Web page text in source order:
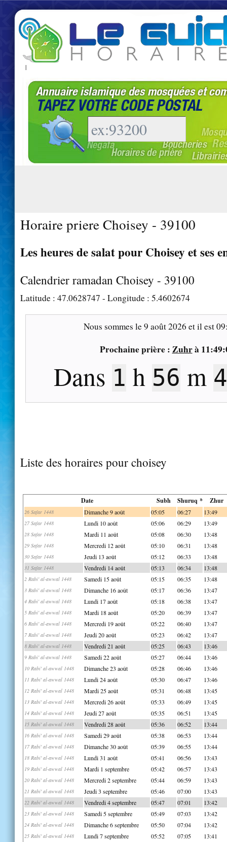
|
Horaire priere Choisey - 39100
Les heures de salat pour Choisey et ses
Calendrier ramadan Choisey - 39100
Latitude : 47.0628747 - Longitude : 5.4602674
Nous sommes le9 août 2026 et il est
Prochaine prière : Zuhrà
Dans 1 h 56 m
Liste des horaires pour choisey
Date Subh Shuruq * Zhur
26 Safar 1448 Dimanche 9 août 05:05 06:27 13:49
27 Safar 1448 Lundi 10 août 05:06 06:29 13:49
28 Safar 1448 Mardi 11 août 05:08 06:30 13:48
29 Safar 1448 Mercredi 12 août 05:10 06:31 13:48
30 Safar 1448 Jeudi 13 août 05:12 06:33 13:48
31 Safar 1448 Vendredi 14 août 05:13 06:34 13:48
2 Rabi' al-awwal 1448 Samedi 15 août 05:15 06:35 13:48
3 Rabi' al-awwal 1448 Dimanche 16 août 05:17 06:36 13:47
4 Rabi' al-awwal 1448 Lundi 17 août 05:18 06:38 13:47
5 Rabi' al-awwal 1448 Mardi 18 août 05:20 06:39 13:47
6 Rabi' al-awwal 1448 Mercredi 19 août 05:22 06:40 13:47
7 Rabi' al-awwal 1448 Jeudi 20 août 05:23 06:42 13:47
8 Rabi' al-awwal 1448 Vendredi 21 août 05:25 06:43 13:46
9 Rabi' al-awwal 1448 Samedi 22 août 05:27 06:44 13:46
10 Rabi' al-awwal 1448 Dimanche 23 août 05:28 06:46 13:46
11 Rabi' al-awwal 1448 Lundi 24 août 05:30 06:47 13:46
12 Rabi' al-awwal 1448 Mardi 25 août 05:31 06:48 13:45
13 Rabi' al-awwal 1448 Mercredi 26 août 05:33 06:49 13:45
14 Rabi' al-awwal 1448 Jeudi 27 août 05:35 06:51 13:45
15 Rabi' al-awwal 1448 Vendredi 28 août 05:36 06:52 13:44
16 Rabi' al-awwal 1448 Samedi 29 août 05:38 06:53 13:44
17 Rabi' al-awwal 1448 Dimanche 30 août 05:39 06:55 13:44
18 Rabi' al-awwal 1448 Lundi 31 août 05:41 06:56 13:43
19 Rabi' al-awwal 1448 Mardi 1 septembre 05:42 06:57 13:43
20 Rabi' al-awwal 1448 Mercredi 2 septembre 05:44 06:59 13:43
21 Rabi' al-awwal 1448 Jeudi 3 septembre 05:46 07:00 13:43
22 Rabi' al-awwal 1448 Vendredi 4 septembre 05:47 07:01 13:42
23 Rabi' al-awwal 1448 Samedi 5 septembre 05:49 07:03 13:42
24 Rabi' al-awwal 1448 Dimanche 6 septembre 05:50 07:04 13:42
25 Rabi' al-awwal 1448 Lundi 7 septembre 05:52 07:05 13:41